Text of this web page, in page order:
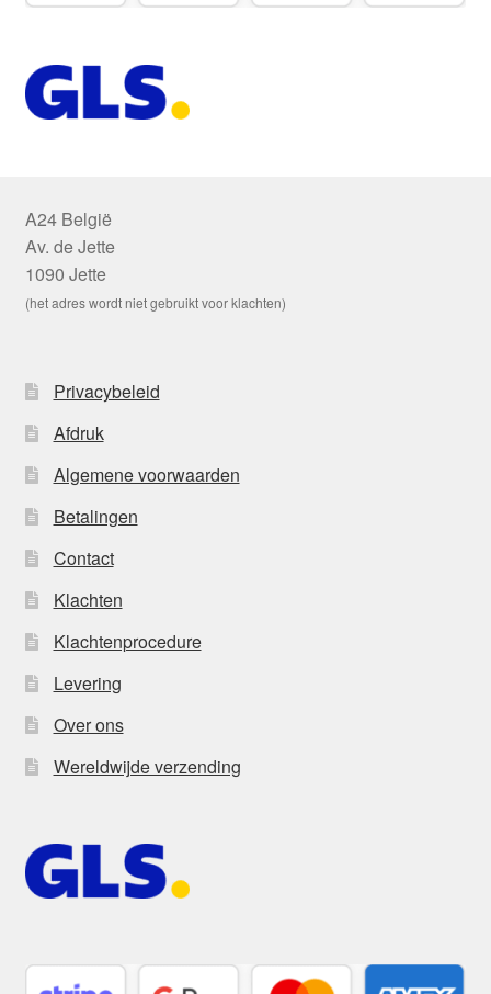
A24 België
Av. de Jette
1090 Jette
(het adres wordt niet gebruikt voor klachten)
Privacybeleid
Afdruk
Algemene voorwaarden
Betalingen
Contact
Klachten
Klachtenprocedure
Levering
Over ons
Wereldwijde verzending